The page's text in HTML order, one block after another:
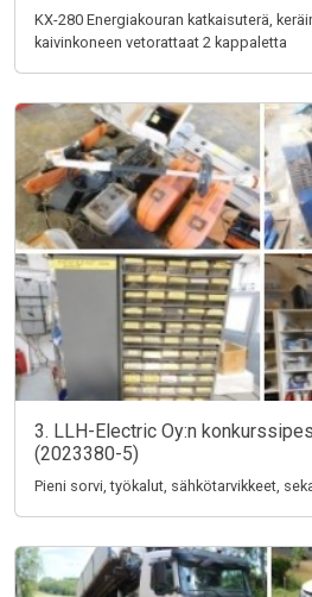
KX-280 Energiakouran katkaisuterä,
kaivinkoneen vetorattaat 2 kappaletta
3. LLH-Electric Oy:n
(2023380-5)
Pieni sorvi, työkalut, sähkötarvikkeet,